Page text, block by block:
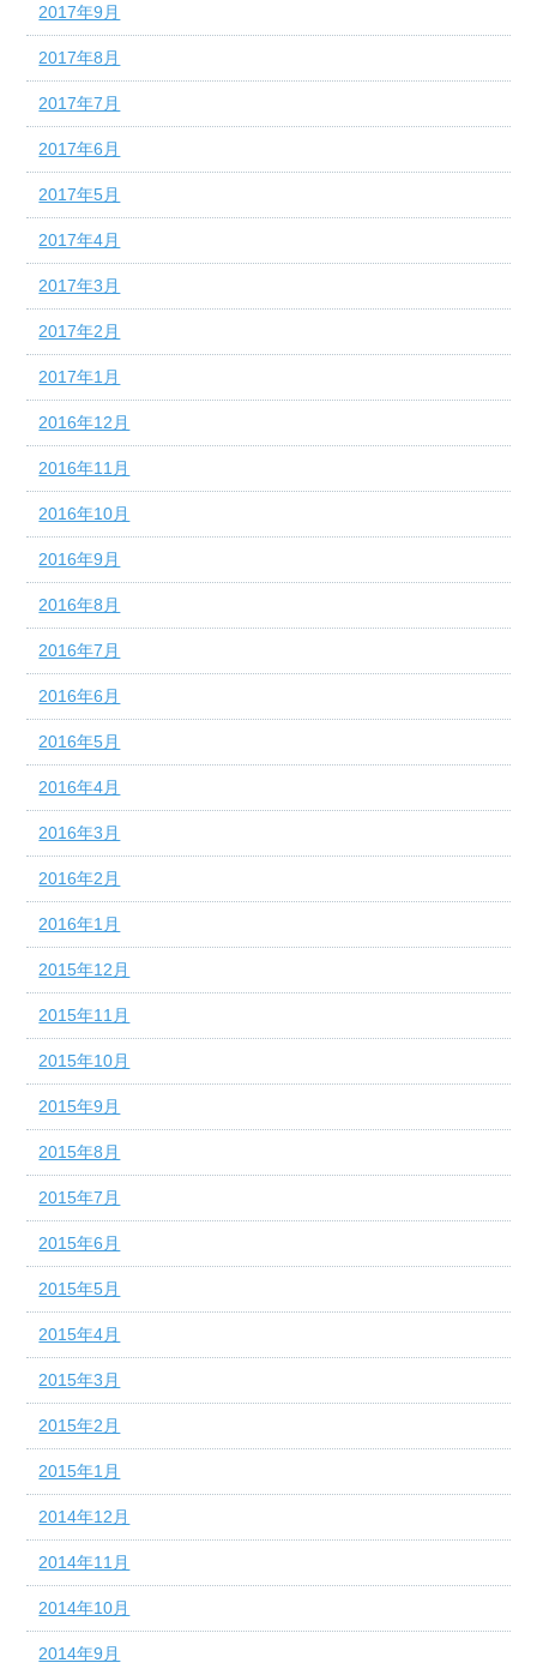
2017年9月
2017年8月
2017年7月
2017年6月
2017年5月
2017年4月
2017年3月
2017年2月
2017年1月
2016年12月
2016年11月
2016年10月
2016年9月
2016年8月
2016年7月
2016年6月
2016年5月
2016年4月
2016年3月
2016年2月
2016年1月
2015年12月
2015年11月
2015年10月
2015年9月
2015年8月
2015年7月
2015年6月
2015年5月
2015年4月
2015年3月
2015年2月
2015年1月
2014年12月
2014年11月
2014年10月
2014年9月